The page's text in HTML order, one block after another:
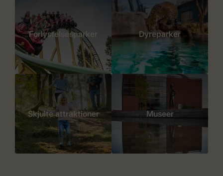
Forlystelsesparker Dyreparker
Skjulte attraktioner Museer